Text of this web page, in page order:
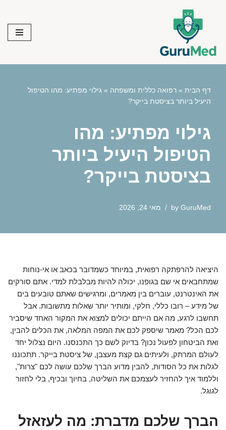
content
דף הבית » רפואה כללית ומשפחה » גילוי מפתיע: מהו הטיפול
היעיל ביותר בציסטת בייקר?
גילוי מפתיע: מהו
הטיפול היעיל ביותר
בציסטת בייקר?
by GuruMed מאי 24, 2026
היציאה להרפתקה רפואית, במיוחד כשמדובר בכאב או אי-נוחות
שמתחבאים אי שם בגופנו, יכולה להיות מבלבלת למדי. אתם סורקים
את האינטרנט, עוברים בין מאמרים, ומרגישים שאתם טובעים בים
של מידע – רובו כללי, חלקי, ומותיר יותר שאלות מתשובות. אבל
תחשבו לרגע, מה אם הייתם יכולים למצוא את המקור האחד שיסביר
לכם הכל? מאמר שיספק לכם את המפה המלאה, את הכלים להבין,
ואת הביטחון לפעול נכון? בדיוק לשם כך התכנסנו. היום נצלול יחד
לעולם המרתק, ולעיתים גם קצת מעצבן, של ציסטת בייקר. תתכוננו
לגלות את כל הסודות, להבין מדוע הברך שלכם עושה לכם "צרות",
וללמוד איך להחזיר לעצמכם את השליטה, בחיוך ובכיף, בלי לחזור
לגוגל.
הברך שלכם מדברת: מה לעזאזל